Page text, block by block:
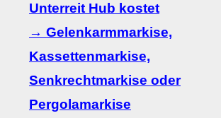
Unterreit Hub kostet
→ Gelenkarmmarkise,
Kassettenmarkise,
Senkrechtmarkise oder
Pergolamarkise